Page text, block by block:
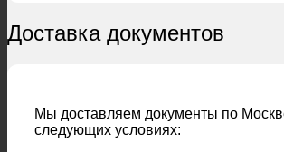
Доставка документов
Мы доставляем документы по
следующих условиях: